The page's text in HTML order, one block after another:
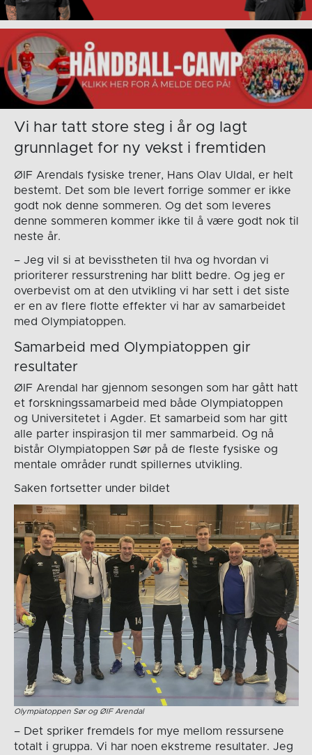
Vi har tatt store steg i år og lagt
grunnlaget for ny vekst i fremtiden
ØIF Arendals fysiske trener, Hans Olav Uldal, er helt
bestemt. Det som ble levert forrige sommer er ikke
godt nok denne sommeren. Og det som leveres
denne sommeren kommer ikke til å være godt nok til
neste år.
– Jeg vil si at bevisstheten til hva og hvordan vi
prioriterer ressurstrening har blitt bedre. Og jeg er
overbevist om at den utvikling vi har sett i det siste
er en av flere flotte effekter vi har av samarbeidet
med Olympiatoppen.
Samarbeid med Olympiatoppen gir
resultater
ØIF Arendal har gjennom sesongen som har gått hatt
et forskningssamarbeid med både Olympiatoppen
og Universitetet i Agder. Et samarbeid som har gitt
alle parter inspirasjon til mer sammarbeid. Og nå
bistår Olympiatoppen Sør på de fleste fysiske og
mentale områder rundt spillernes utvikling.
Saken fortsetter under bildet
Olympiatoppen Sør og ØIF Arendal
– Det spriker fremdels for mye mellom ressursene
totalt i gruppa. Vi har noen ekstreme resultater. Jeg